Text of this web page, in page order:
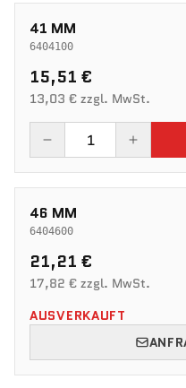
41 MM
6404100
15,51 €
13,03 € zzgl. MwSt.
46 MM
6404600
21,21 €
17,82 € zzgl. MwSt.
AUSVERKAUFT